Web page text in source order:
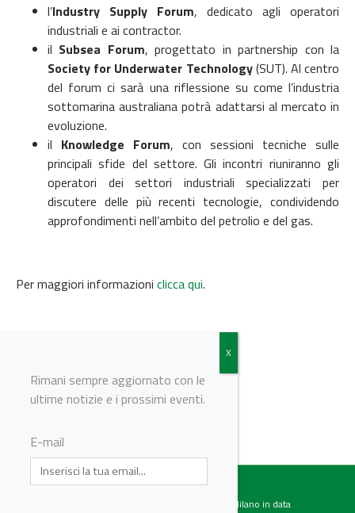
l’Industry Supply Forum, dedicato agli operatori
industriali e ai contractor.
il Subsea Forum, progettato in partnership con la
Society for Underwater Technology(SUT). Al centro
del forum ci sarà una riflessione su come l’industria
sottomarina australiana potrà adattarsi al mercato in
evoluzione.
il Knowledge Forum, con sessioni tecniche sulle
principali sfide del settore. Gli incontri riuniranno gli
operatori dei settori industriali specializzati per
discutere delle più recenti tecnologie, condividendo
approfondimenti nell’ambito del petrolio e del gas.
Per maggiori informazioni clicca qui.
© Riproduzione riservata
Testata giornalistica registrata presso il Tribunale di Milano in data
Rimani sempre aggiornato con le
ultime notizie e i prossimi eventi.
E-mail